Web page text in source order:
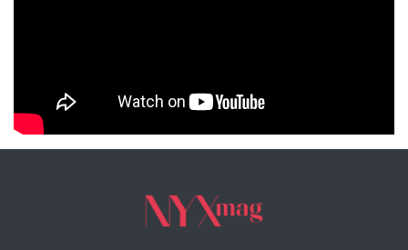
NYXmag 2. Yaş Kutlama Etkinliği